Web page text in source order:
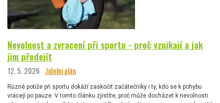
Nevolnost a zvracení při sportu - proč vznikají a jak
jim předejít
12. 5. 2026 Jídelní plán
Různé potíže při sportu dokáží zaskočit začátečníky i ty, kdo se k pohybu
vracejí po pauze. V tomto článku zjistíte, proč může docházet k nevolnosti